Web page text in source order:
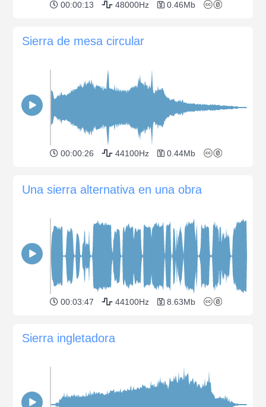
00:00:13 48000Hz 0.46Mb
Sierra de mesa circular
00:00:26 44100Hz 0.44Mb
Una sierra alternativa en una obra
00:03:47 44100Hz 8.63Mb
Sierra ingletadora